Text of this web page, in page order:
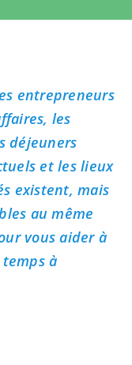
entrepreneurs
les
déjeuners
et les lieux
existent, mais
au même
vous aider à
à